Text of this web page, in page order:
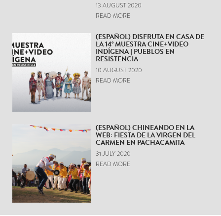
13 AUGUST 2020
READ MORE
(ESPAÑOL) DISFRUTA EN CASA DE
LA 14° MUESTRA CINE+VIDEO
INDÍGENA | PUEBLOS EN
RESISTENCIA
10 AUGUST 2020
READ MORE
(ESPAÑOL) CHINEANDO EN LA
WEB: FIESTA DE LA VIRGEN DEL
CARMEN EN PACHACAMITA
31 JULY 2020
READ MORE